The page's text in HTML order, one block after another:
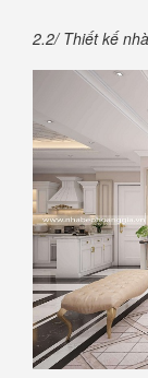
2.2/ Thiết kế